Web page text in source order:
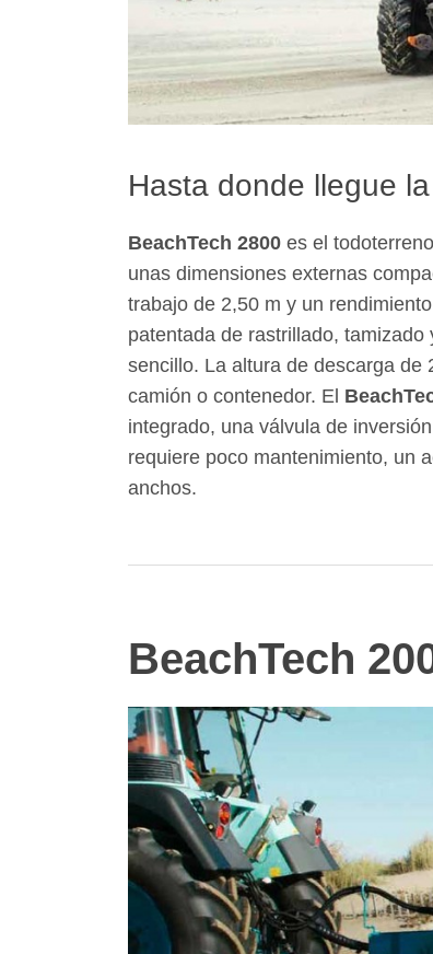
Hasta donde llegue
BeachTech 2800 es el
unas dimensiones externas
trabajo de 2,50 m y un
patentada de rastrillado,
sencillo. La altura de descarga de
camión o contenedor. El
integrado, una válvula de
requiere poco mantenimiento, un
anchos.
BeachTech